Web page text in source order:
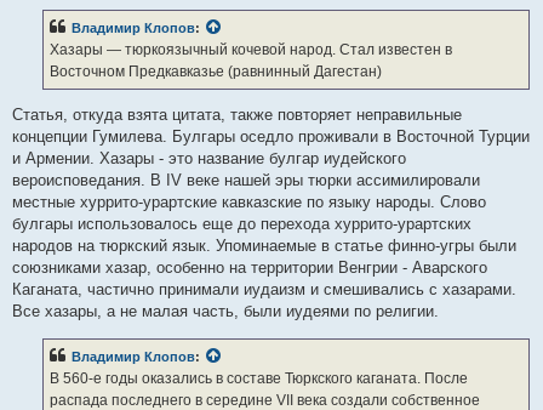
Владимир Клопов:
Хазары — тюркоязычный кочевой народ. Стал известен в
Восточном Предкавказье (равнинный Дагестан)
Статья, откуда взята цитата, также повторяет неправильные
концепции Гумилева. Булгары оседло проживали в Восточной Турции
и Армении. Хазары - это название булгар иудейского
вероисповедания. В IV веке нашей эры тюрки ассимилировали
местные хуррито-урартские кавказские по языку народы. Слово
булгары использовалось еще до перехода хуррито-урартских
народов на тюркский язык. Упоминаемые в статье финно-угры были
союзниками хазар, особенно на территории Венгрии - Аварского
Каганата, частично принимали иудаизм и смешивались с хазарами.
Все хазары, а не малая часть, были иудеями по религии.
Владимир Клопов:
В 560-е годы оказались в составе Тюркского каганата. После
распада последнего в середине VII века создали собственное